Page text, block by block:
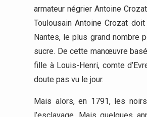
armateur négrier Antoine
Toulousain Antoine Crozat
Nantes, le plus grand nombre
sucre. De cette manœuvre
fille à Louis-Henri, comte
doute pas vu le jour.
Mais alors, en 1791, les